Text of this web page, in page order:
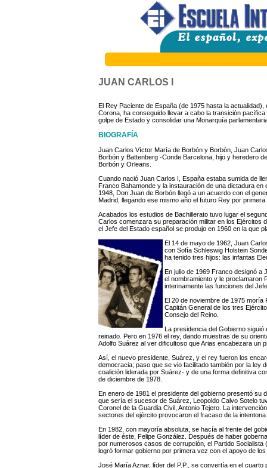
JUAN CARLOS I
El Rey Paciente de España (de 1975 hasta la
Corona, ha conseguido llevar a cabo la transición
golpe de Estado y consolidar una Monarquía
BIOGRAFÍA
Juan Carlos Víctor María de Borbón y Borbón, Juan
Borbón y Battenberg -Conde Barcelona, hijo y heredero
Borbón y Orleans.
Cuando nació Juan Carlos I, España estaba sumida de
Franco Bahamonde y la instauración de una dictadura
1948, Don Juan de Borbón llegó a un acuerdo con el
Madrid, llegando ese mismo año el futuro Rey por
Acabados los estudios de Bachillerato tuvo lugar el
Carlos comenzara su preparación militar en los Ejércitos
el Jefe del Estado español se produjo en 1960 en la que
El 14 de mayo de 1962, Juan
con Sofía Schleswig Holstein
ha tenido tres hijos: las infantas
En julio de 1969 Franco designó a
el nombramiento y le proclamaron
interinamente las funciones del
El 20 de noviembre de 1975
Capitán General de los tres
Consejo del Reino.
La presidencia del Gobierno
reinado. Pero en 1976 el rey, dando muestras de su
Adolfo Suárez al ver dificultoso que Arias encabezara un
Así, el nuevo presidente, Suárez, y el rey fueron los
democracia; paso que se vio facilitado también por la ley
coalición liderada por Suárez- y de una forma definitiva
de diciembre de 1978.
En enero de 1981 el presidente del gobierno presentó su
que sería el sucesor de Suárez, Leopoldo Calvo Sotelo
Coronel de la Guardia Civil, Antonio Tejero. La
sectores del ejército provocaron el fracaso de la intentona
En 1982, con mayoría absoluta, se hacía al frente del
líder de éste, Felipe González. Después de haber
por numerosos casos de corrupción, el Partido Socialista
logró formar gobierno por primera vez con el apoyo de
José María Aznar, líder del P.P., se convertía en el